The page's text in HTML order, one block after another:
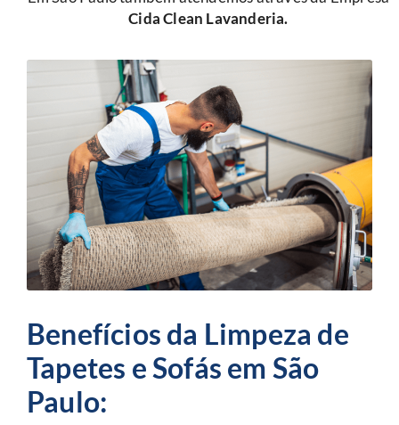
Cida Clean Lavanderia.
Benefícios da Limpeza de
Tapetes e Sofás em São
Paulo: